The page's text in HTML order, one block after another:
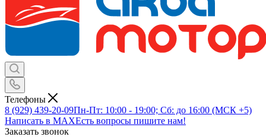
Телефоны
8 (929) 439-20-09Пн-Пт: 10:00 - 19:00; Сб: до 16:00 (МСК +5)
Написать в MAXЕсть вопросы пишите нам!
Заказать звонок